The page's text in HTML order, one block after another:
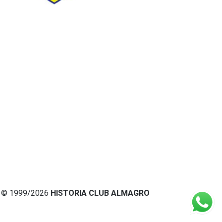
© 1999/2026 HISTORIA CLUB ALMAGRO